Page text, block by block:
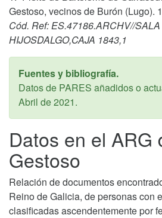
Gestoso, vecinos de Burón (Lugo).
Cód. Ref: ES.47186.ARCHV//
HIJOSDALGO,CAJA 1843,1
Fuentes y bibliografía.
Datos de PARES añadidos o
Abril de 2021.
Datos en el ARG
Gestoso
Relación de documentos
Reino de Galicia, de personas con
clasificadas ascendentemente por